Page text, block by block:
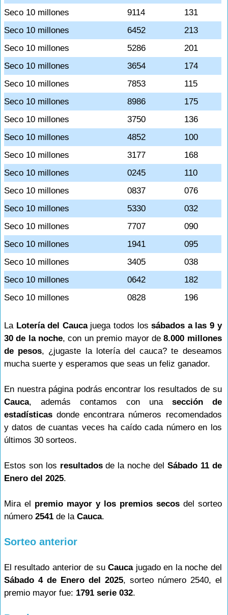
Seco 10 millones
9114
131
Seco 10 millones
6452
213
Seco 10 millones
5286
201
Seco 10 millones
3654
174
Seco 10 millones
7853
115
Seco 10 millones
8986
175
Seco 10 millones
3750
136
Seco 10 millones
4852
100
Seco 10 millones
3177
168
Seco 10 millones
0245
110
Seco 10 millones
0837
076
Seco 10 millones
5330
032
Seco 10 millones
7707
090
Seco 10 millones
1941
095
Seco 10 millones
3405
038
Seco 10 millones
0642
182
Seco 10 millones
0828 196
La Lotería del Caucajuega todos lossábados a las 9 y
30 de la noche, con un premio mayor de8.000 millones
de pesos, ¿jugaste la lotería del cauca? te deseamos
mucha suerte y esperamos que seas un feliz ganador.
En nuestra página podrás encontrar los resultados de su
Cauca, además contamos con una sección de
estadísticas donde encontrara números recomendados
y datos de cuantas veces ha caído cada número en los
últimos 30 sorteos.
Estos son los resultadosde la noche del Sábado 11 de
Enero del 2025.
Mira el premio mayor y los premios secosdel sorteo
número 2541 de la Cauca.
Sorteo anterior
El resultado anterior de suCaucajugado en la noche del
Sábado 4 de Enero del 2025, sorteo número 2540, el
premio mayor fue: 1791 serie 032.